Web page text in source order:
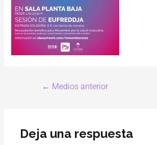
← Medios anterior
Deja una respuesta